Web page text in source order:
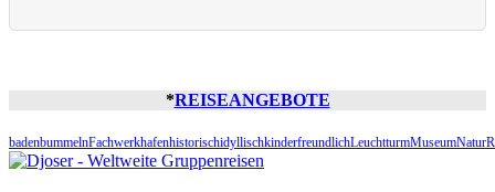
*REISEANGEBOTE
badenbummelnFachwerkhafenhistorischidyllischkinderfreundlichLeuchtturmMuseumNatur